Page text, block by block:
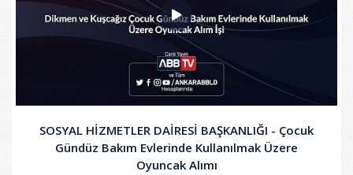
SOSYAL HİZMETLER DAİRESİ BAŞKANLIĞI - Çocuk
Gündüz Bakım Evlerinde Kullanılmak Üzere
Oyuncak Alımı